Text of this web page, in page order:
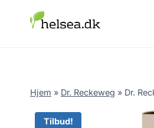
Hjem » Dr. Reckeweg » Dr.
Tilbud!